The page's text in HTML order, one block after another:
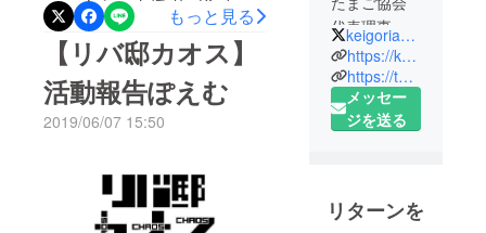
で30人もの支援者が集まり
ました。達成率も23%と好
調です。前回の日本ゆでた
まご協会設立クラファンと
比較すると似たような伸び
多い）なので、このまま伸
びればいいなと思ってま
もっと見る
【リバ邸カオス】
活動報告ぽえむ
2019/06/07 15:50
代表理事
元シェアハ
ウス「三代
目リバ邸カ
オス」オー
制作
keigorian0331
https://keigokamiyama.info
https://twitter.com/keigorian0331
メッセー
ジを送る
リターンを